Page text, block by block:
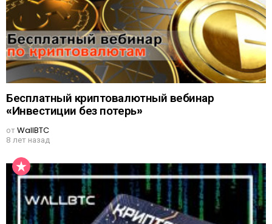
Бесплатный криптовалютный вебинар
«Инвестиции без потерь»
отWallBTC
8 лет назад